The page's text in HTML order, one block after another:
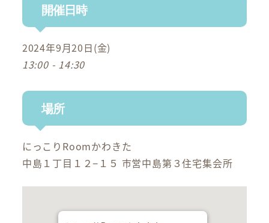
開催日時
2024年9月20日(金)
13:00 - 14:30
場所
にっこりRoomかわきた
中島１丁目１２−１５ 市営中島第３住宅集会所